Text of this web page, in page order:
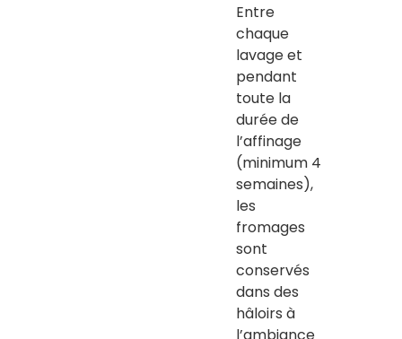
Entre
chaque
lavage et
pendant
toute la
durée de
l’affinage
(minimum 4
semaines),
les
fromages
sont
conservés
dans des
hâloirs à
l’ambiance